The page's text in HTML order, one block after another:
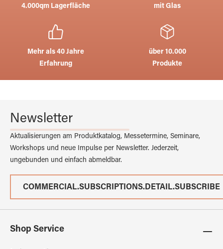
4.000qm Lagerfläche
mit Glas
Mehr als 40 Jahre
Erfahrung
über 10.000
Produkte
Newsletter
Aktualisierungen am Produktkatalog, Messetermine, Seminare,
Workshops und neue Impulse per Newsletter. Jederzeit,
ungebunden und einfach abmeldbar.
COMMERCIAL.SUBSCRIPTIONS.DETAIL.SUBSCRIBE
Shop Service